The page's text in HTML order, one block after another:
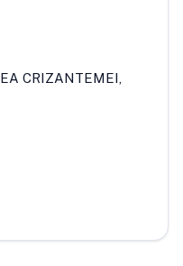
CRIZANTEMEI,